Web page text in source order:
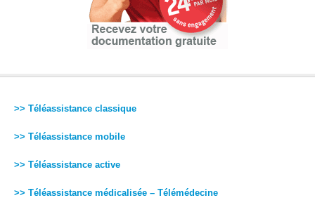
>> Téléassistance classique
>> Téléassistance mobile
>> Téléassistance active
>> Téléassistance médicalisée – Télémédecine